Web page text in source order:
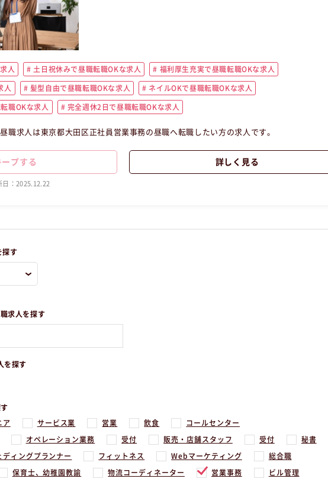
人 土日祝休みで昼職転職OKな求人 福利厚生充実で昼職転職OKな求人
人 髪型自由で昼職転職OKな求人 ネイルOKで昼職転職OKな求人
職OKな求人 完全週休2日で昼職転職OKな求人
職求人は東京都大田区正社員営業事務の昼職へ転職したい方の求人です。
ープする 詳しく見る
日：2025.12.22
探す
求人を探す
を探す
ア サービス業 営業 飲食 コールセンター
オペレーション業務 受付 販売・店舗スタッフ 受付 秘書
ディングプランナー フィットネス Webマーケティング 総合職
保育士、幼稚園教諭 物流コーディネーター 営業事務 ビル管理